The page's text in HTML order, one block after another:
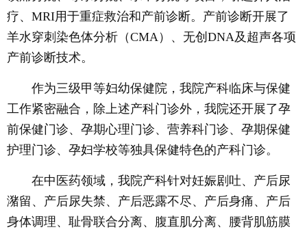
疗、MRI用于重症救治和产前诊断。产前诊断开展了
羊水穿刺染色体分析（CMA）、无创DNA及超声各项
产前诊断技术。
作为三级甲等妇幼保健院，我院产科临床与保健
工作紧密融合，除上述产科门诊外，我院还开展了孕
前保健门诊、孕期心理门诊、营养科门诊、孕期保健
护理门诊、孕妇学校等独具保健特色的产科门诊。
在中医药领域，我院产科针对妊娠剧吐、产后尿
潴留、产后尿失禁、产后恶露不尽、产后身痛、产后
身体调理、耻骨联合分离、腹直肌分离、腰背肌筋膜